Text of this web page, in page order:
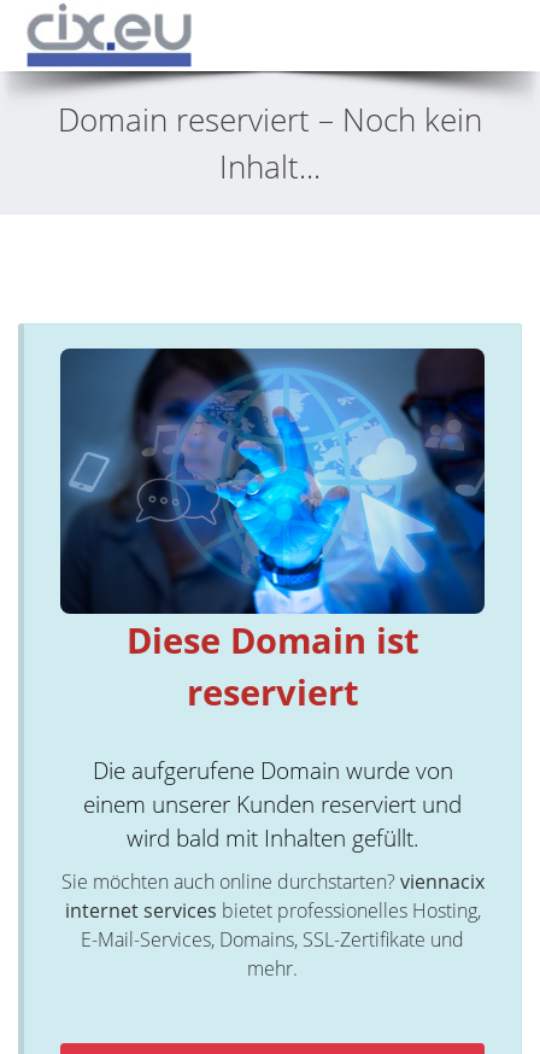
Domain reserviert – Noch kein
Inhalt...
Diese Domain ist
reserviert
Die aufgerufene Domain wurde von
einem unserer Kunden reserviert und
wird bald mit Inhalten gefüllt.
Sie möchten auch online durchstarten? viennacix
internet services bietet professionelles Hosting,
E-Mail-Services, Domains, SSL-Zertifikate und
mehr.